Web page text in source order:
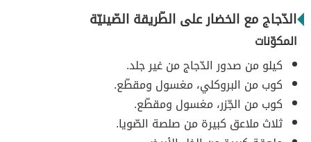
الدّجاج مع الخضار على الطّريقة الصّينيّة
المكوّنات
كيلو من صدور الدّجاج من غير جلد.
كوب من البروكلي، مغسول ومقطّع.
كوب من الجّزر، مغسول ومقطّع.
ثلاث ملاعق كبيرة من صلصة الصّويا.